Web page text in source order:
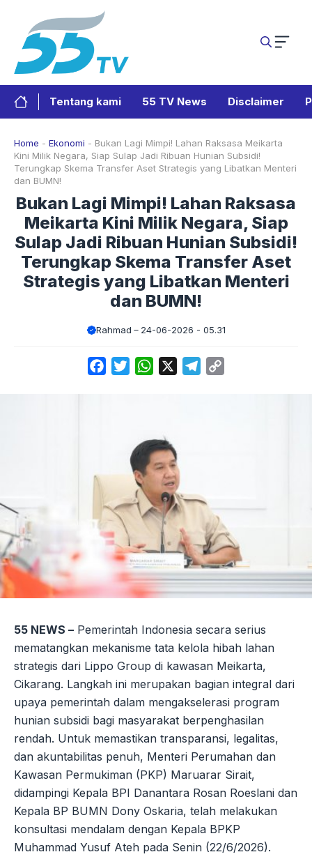
Tentang kami 55 TV News Disclaimer
Home - Ekonomi - Bukan Lagi Mimpi! Lahan Raksasa Meikarta
Kini Milik Negara, Siap Sulap Jadi Ribuan Hunian Subsidi!
Terungkap Skema Transfer Aset Strategis yang Libatkan Menteri
dan BUMN!
Bukan Lagi Mimpi! Lahan Raksasa
Meikarta Kini Milik Negara, Siap
Sulap Jadi Ribuan Hunian Subsidi!
Terungkap Skema Transfer Aset
Strategis yang Libatkan Menteri
dan BUMN!
Rahmad 24-06-2026 - 05.31
FacebookTwitterWhatsApp Telegram
55 NEWS – Pemerintah Indonesia secara serius
mematangkan mekanisme tata kelola hibah lahan
strategis dari Lippo Group di kawasan Meikarta,
Cikarang. Langkah ini merupakan bagian integral dari
upaya pemerintah dalam mengakselerasi program
hunian subsidi bagi masyarakat berpenghasilan
rendah. Untuk memastikan transparansi, legalitas,
dan akuntabilitas penuh, Menteri Perumahan dan
Kawasan Permukiman (PKP) Maruarar Sirait,
didampingi Kepala BPI Danantara Rosan Roeslani dan
Kepala BP BUMN Dony Oskaria, telah melakukan
konsultasi mendalam dengan Kepala BPKP
Muhammad Yusuf Ateh pada Senin (22/6/2026).